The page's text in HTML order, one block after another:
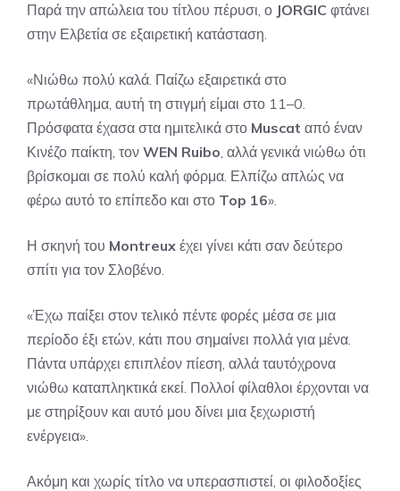
Παρά την απώλεια του τίτλου πέρυσι, ο JORGIC φτάνει
στην Ελβετία σε εξαιρετική κατάσταση.
«Νιώθω πολύ καλά. Παίζω εξαιρετικά στο
πρωτάθλημα, αυτή τη στιγμή είμαι στο 11–0.
Πρόσφατα έχασα στα ημιτελικά στο Muscat από έναν
Κινέζο παίκτη, τον WEN Ruibo, αλλά γενικά νιώθω ότι
βρίσκομαι σε πολύ καλή φόρμα. Ελπίζω απλώς να
φέρω αυτό το επίπεδο και στο Top 16».
Η σκηνή του Montreux έχει γίνει κάτι σαν δεύτερο
σπίτι για τον Σλοβένο.
«Έχω παίξει στον τελικό πέντε φορές μέσα σε μια
περίοδο έξι ετών, κάτι που σημαίνει πολλά για μένα.
Πάντα υπάρχει επιπλέον πίεση, αλλά ταυτόχρονα
νιώθω καταπληκτικά εκεί. Πολλοί φίλαθλοι έρχονται να
με στηρίξουν και αυτό μου δίνει μια ξεχωριστή
ενέργεια».
Ακόμη και χωρίς τίτλο να υπερασπιστεί, οι φιλοδοξίες